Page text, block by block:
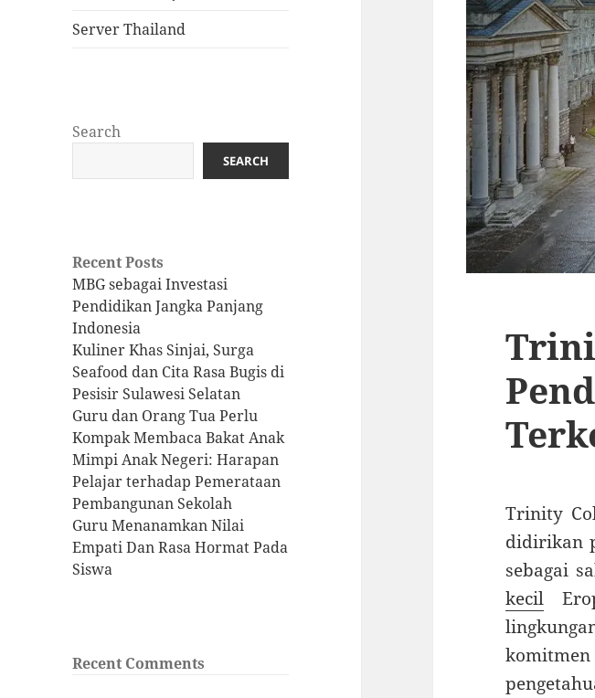
Server Thailand
Search
SEARCH
Recent Posts
MBG sebagai Investasi
Pendidikan Jangka Panjang
Indonesia
Kuliner Khas Sinjai, Surga
Seafood dan Cita Rasa Bugis di
Pesisir Sulawesi Selatan
Guru dan Orang Tua Perlu
Kompak Membaca Bakat Anak
Mimpi Anak Negeri: Harapan
Pelajar terhadap Pemerataan
Pembangunan Sekolah
Guru Menanamkan Nilai
Empati Dan Rasa Hormat Pada
Siswa
Recent Comments
Trinity
didirikan
sebagai
kecil